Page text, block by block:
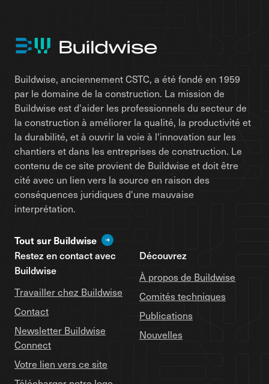
Buildwise, anciennement CSTC, a été fondé en 1959
par le domaine de la construction. La mission de
Buildwise est d'aider les professionnels du secteur de
la construction à améliorer la qualité, la productivité et
la durabilité, et à ouvrir la voie à l'innovation sur les
chantiers et dans les entreprises de construction. Le
contenu de ce site provient de Buildwise et doit être
cité avec un lien vers la source en raison des
conséquences juridiques d'une mauvaise
interprétation.
Tout sur Buildwise
Restez en contact avec
Buildwise
Travailler chez Buildwise
Contact
Newsletter Buildwise
Connect
Votre lien vers ce site
Découvrez
À propos de Buildwise
Comités techniques
Publications
Nouvelles